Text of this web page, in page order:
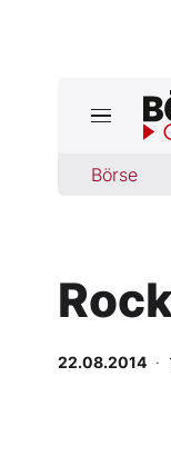
Börse
22.08.2014 ·